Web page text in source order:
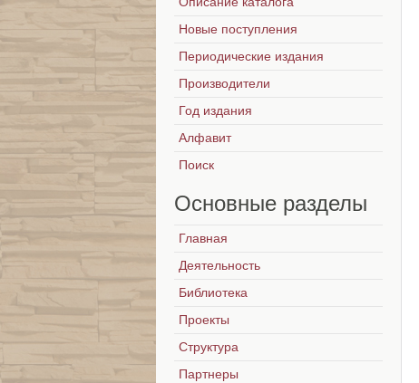
Новые поступления
Периодические издания
Производители
Год издания
Алфавит
Поиск
Основные разделы
Главная
Деятельность
Библиотека
Проекты
Структура
Партнеры